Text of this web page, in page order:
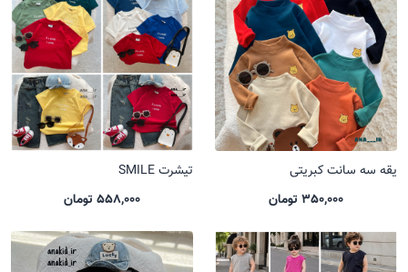
یقه سه سانت کبریتی
350,000 تومان
تیشرت SMILE
558,000 تومان